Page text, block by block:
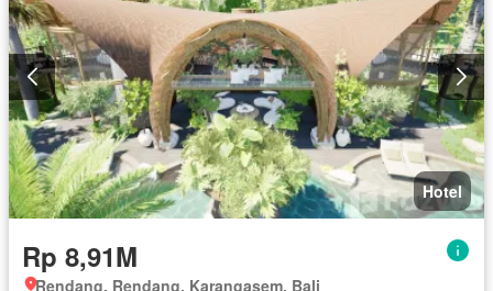
Hotel
Rp 8,91M
Rendang, Rendang, Karangasem, Bali